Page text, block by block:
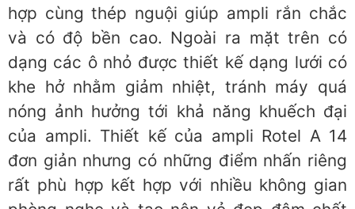
hợp cùng thép nguội giúp ampli rắn chắc
và có độ bền cao. Ngoài ra mặt trên có
dạng các ô nhỏ được thiết kế dạng lưới có
khe hở nhằm giảm nhiệt, tránh máy quá
nóng ảnh hưởng tới khả năng khuếch đại
của ampli. Thiết kế của ampli Rotel A 14
đơn giản nhưng có những điểm nhấn riêng
rất phù hợp kết hợp với nhiều không gian